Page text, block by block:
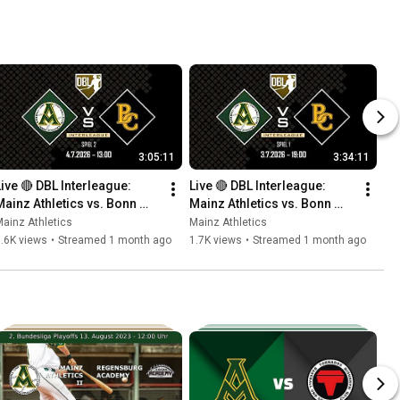
3:05:11
🔴 DBL Interleague:
Athletics vs. Bonn
- Spiel 2
Athletics
views • Streamed 1 month ago
3:34:11
Live 🔴 DBL Interleague:
Mainz Athletics vs. Bonn
Capitals - Spiel 1
Mainz Athletics
1.7K views • Streamed 1 month ago